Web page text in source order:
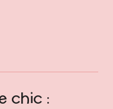
chic :